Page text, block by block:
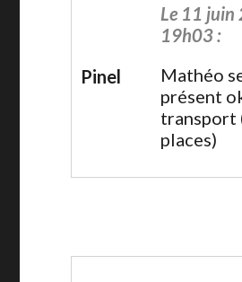
Pinel
Le 11 juin
19h03 :
Mathéo
présent
transport
places)